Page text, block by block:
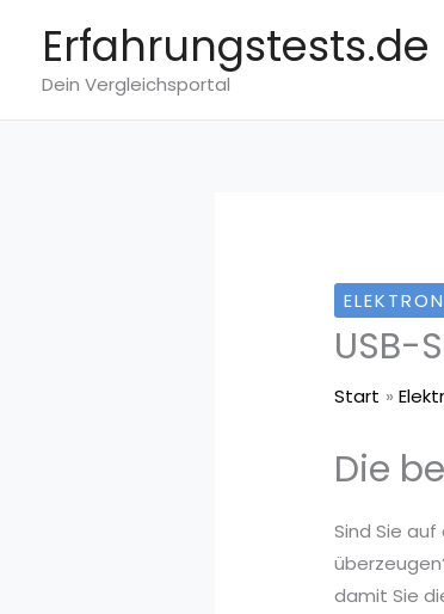
springen
Erfahrungstests.de
Dein Vergleichsportal
USB-
Start
Die
Sind Sie
damit Sie